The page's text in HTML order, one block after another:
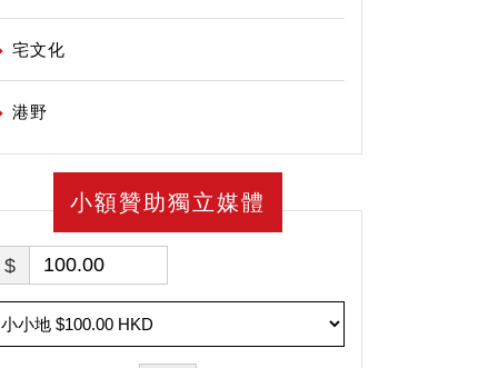
宅文化
港野
小額贊助獨立媒體
$